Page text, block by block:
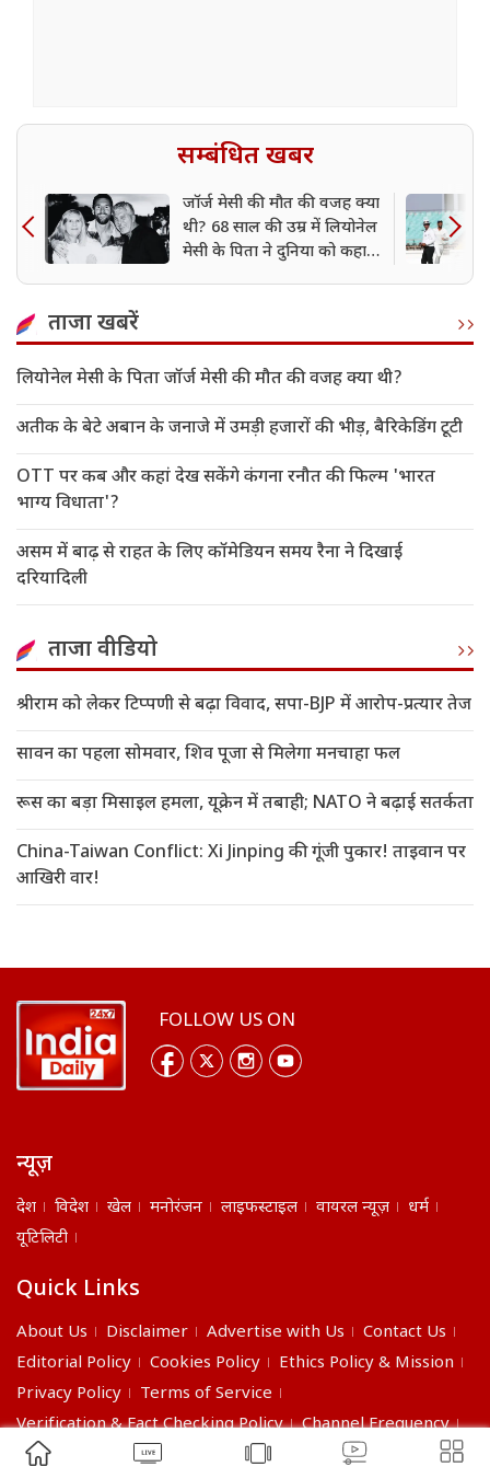
सम्बंधित खबर
जॉर्ज मेसी की मौत की वजह क्या
थी? 68 साल की उम्र में लियोनेल
मेसी के पिता ने दुनिया को कहा
ताजा खबरें
लियोनेल मेसी के पिता जॉर्ज मेसी की मौत की वजह क्या थी?
अतीक के बेटे अबान के जनाजे में उमड़ी हजारों की भीड़, बैरिकेडिंग टूटी
OTT पर कब और कहां देख सकेंगे कंगना रनौत की फिल्म 'भारत
भाग्य विधाता'?
असम में बाढ़ से राहत के लिए कॉमेडियन समय रैना ने दिखाई
दरियादिली
ताजा वीडियो
श्रीराम को लेकर टिप्पणी से बढ़ा विवाद, सपा-BJP में आरोप-प्रत्यार तेज
सावन का पहला सोमवार, शिव पूजा से मिलेगा मनचाहा फल
रूस का बड़ा मिसाइल हमला, यूक्रेन में तबाही; NATO ने बढ़ाई सतर्कता
China-Taiwan Conflict: Xi Jinping की गूंजी पुकार! ताइवान पर
आखिरी वार!
FOLLOW US ON
न्यूज़
देश विदेश खेल मनोरंजन लाइफस्टाइल वायरल न्यूज़
धर्म
यूटिलिटी
Quick Links
About Us Disclaimer Advertise with Us
Contact Us
Editorial Policy
Cookies Policy
Ethics Policy & Mission
Privacy Policy
Terms of Service
Verification & Fact Checking Policy
Channel Frequency